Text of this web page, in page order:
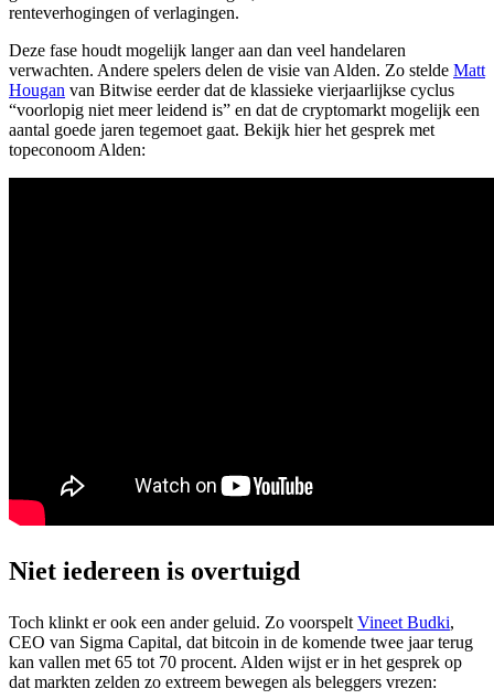
renteverhogingen of verlagingen.
Deze fase houdt mogelijk langer aan dan veel handelaren
verwachten. Andere spelers delen de visie van Alden. Zo stelde Matt
Hougan van Bitwise eerder dat de klassieke vierjaarlijkse cyclus
“voorlopig niet meer leidend is” en dat de cryptomarkt mogelijk een
aantal goede jaren tegemoet gaat. Bekijk hier het gesprek met
topeconoom Alden:
Niet iedereen is overtuigd
Toch klinkt er ook een ander geluid. Zo voorspelt Vineet Budki,
CEO van Sigma Capital, dat bitcoin in de komende twee jaar terug
kan vallen met 65 tot 70 procent. Alden wijst er in het gesprek op
dat markten zelden zo extreem bewegen als beleggers vrezen: